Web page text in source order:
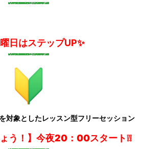
日はステップUP✨
対象としたレッスン型フリーセッション
う！】今夜20：00スタート❕❕